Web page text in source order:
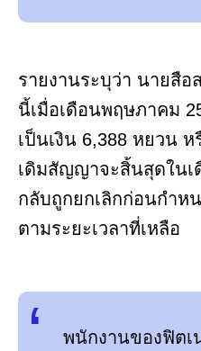
รายงานระบุว่า นายสื
นี้เมื่อเดือนพฤษภาคม
เป็นเงิน 6,388 หยวน
เดิมสัญญาจะสิ้นสุดในเ
กลับถูกยกเลิกก่อนกำห
ตามระยะเวลาที่เหลือ
พนักงานของฟิตเ